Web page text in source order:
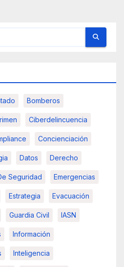
Bomberos
Ciberdelincuencia
Concienciación
Datos Derecho
Seguridad Emergencias
Estrategia Evacuación
Guardia Civil IASN
Información
Inteligencia